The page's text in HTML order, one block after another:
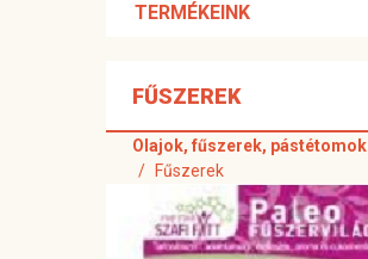
TERMÉKEINK
FŰSZEREK
Olajok, fűszerek, pástétomok
Fűszerek